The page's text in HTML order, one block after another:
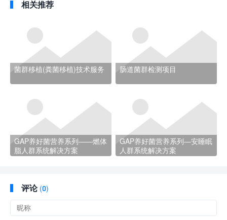
相关推荐
菌群移植(粪菌移植)技术服务 肠道菌群检测项目
GAP养好菌营养系列——燃体
脂人群系统解决方案
GAP养好菌营养系列—安睡眠
人群系统解决方案
评论 (0)